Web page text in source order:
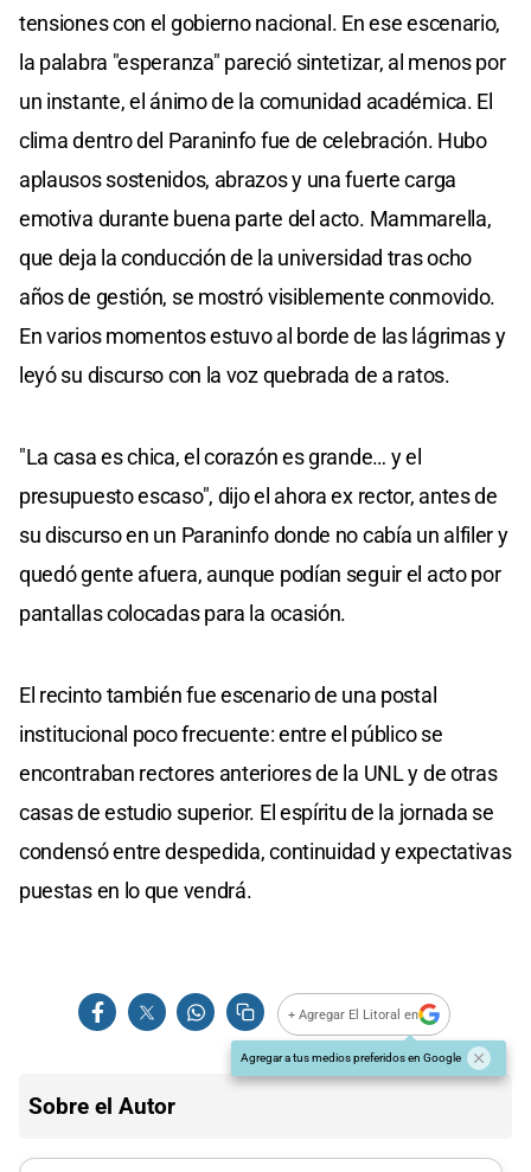
tensiones con el gobierno nacional. En ese escenario,
la palabra "esperanza" pareció sintetizar, al menos por
un instante, el ánimo de la comunidad académica. El
clima dentro del Paraninfo fue de celebración. Hubo
aplausos sostenidos, abrazos y una fuerte carga
emotiva durante buena parte del acto. Mammarella,
que deja la conducción de la universidad tras ocho
años de gestión, se mostró visiblemente conmovido.
En varios momentos estuvo al borde de las lágrimas y
leyó su discurso con la voz quebrada de a ratos.
"La casa es chica, el corazón es grande… y el
presupuesto escaso", dijo el ahora ex rector, antes de
su discurso en un Paraninfo donde no cabía un alfiler y
quedó gente afuera, aunque podían seguir el acto por
pantallas colocadas para la ocasión.
El recinto también fue escenario de una postal
institucional poco frecuente: entre el público se
encontraban rectores anteriores de la UNL y de otras
casas de estudio superior. El espíritu de la jornada se
condensó entre despedida, continuidad y expectativas
puestas en lo que vendrá.
+ Agregar El Litoral en
Agregar a tus medios preferidos en Google
Sobre el Autor